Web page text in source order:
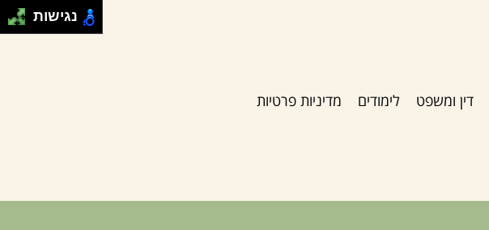
דין ומשפט לימודים מדיניות פרטיות
נגישות